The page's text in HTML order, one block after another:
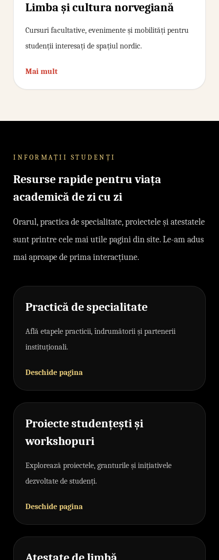
Limba și cultura norvegiană
Cursuri facultative, evenimente și mobilități pentru
studenții interesați de spațiul nordic.
Mai mult
INFORMAȚII STUDENȚI
Resurse rapide pentru viața
academică de zi cu zi
Orarul, practica de specialitate, proiectele și atestatele
sunt printre cele mai utile pagini din site. Le-am adus
mai aproape de prima interacțiune.
Practică de specialitate
Află etapele practicii, îndrumătorii și partenerii
instituționali.
Deschide pagina
Proiecte studențești și
workshopuri
Explorează proiectele, granturile și inițiativele
dezvoltate de studenți.
Deschide pagina